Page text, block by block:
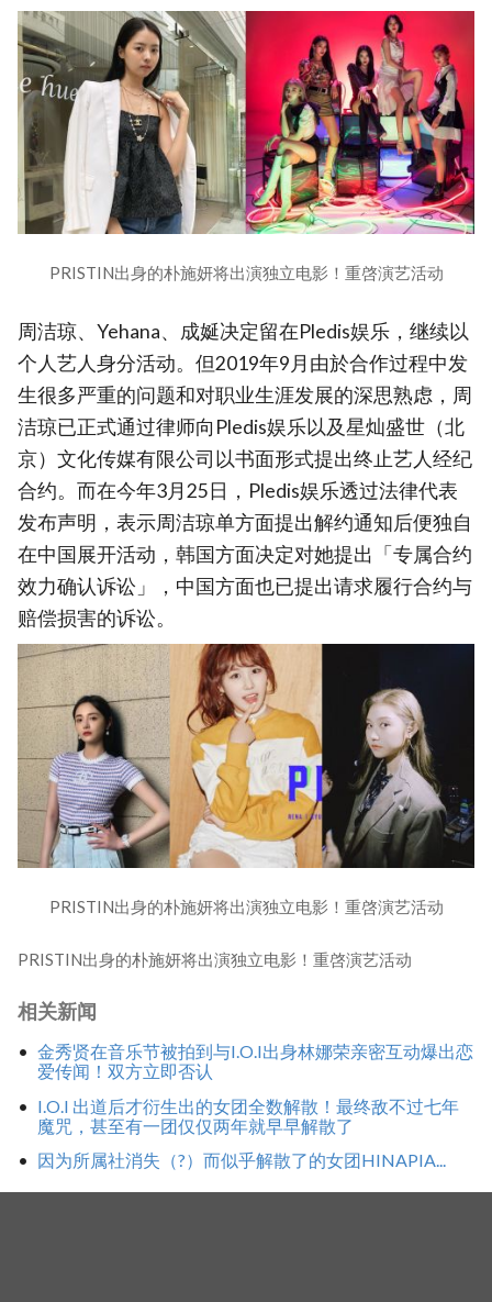
PRISTIN出身的朴施妍将出演独立电影！重啓演艺活动
周洁琼、Yehana、成娫决定留在Pledis娱乐，继续以
个人艺人身分活动。但2019年9月由於合作过程中发
生很多严重的问题和对职业生涯发展的深思熟虑，周
洁琼已正式通过律师向Pledis娱乐以及星灿盛世（北
京）文化传媒有限公司以书面形式提出终止艺人经纪
合约。而在今年3月25日，Pledis娱乐透过法律代表
发布声明，表示周洁琼单方面提出解约通知后便独自
在中国展开活动，韩国方面决定对她提出「专属合约
效力确认诉讼」，中国方面也已提出请求履行合约与
赔偿损害的诉讼。
PRISTIN出身的朴施妍将出演独立电影！重啓演艺活动
PRISTIN出身的朴施妍将出演独立电影！重啓演艺活动
相关新闻
金秀贤在音乐节被拍到与I.O.I出身林娜荣亲密互动爆出恋
爱传闻！双方立即否认
I.O.I 出道后才衍生出的女团全数解散！最终敌不过七年
魔咒，甚至有一团仅仅两年就早早解散了
因为所属社消失（?）而似乎解散了的女团HINAPIA...